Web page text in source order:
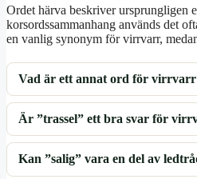
Ordet härva beskriver ursprungligen
korsordssammanhang används det
en vanlig synonym för virrvarr,
Vad är ett annat ord för virrvarr
Är ”trassel” ett bra svar för
Kan ”salig” vara en del av